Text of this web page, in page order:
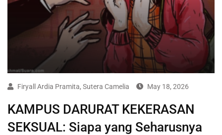
Firyall Ardia Pramita, Sutera Camelia May 18, 2026
KAMPUS DARURAT KEKERASAN
SEKSUAL: Siapa yang Seharusnya